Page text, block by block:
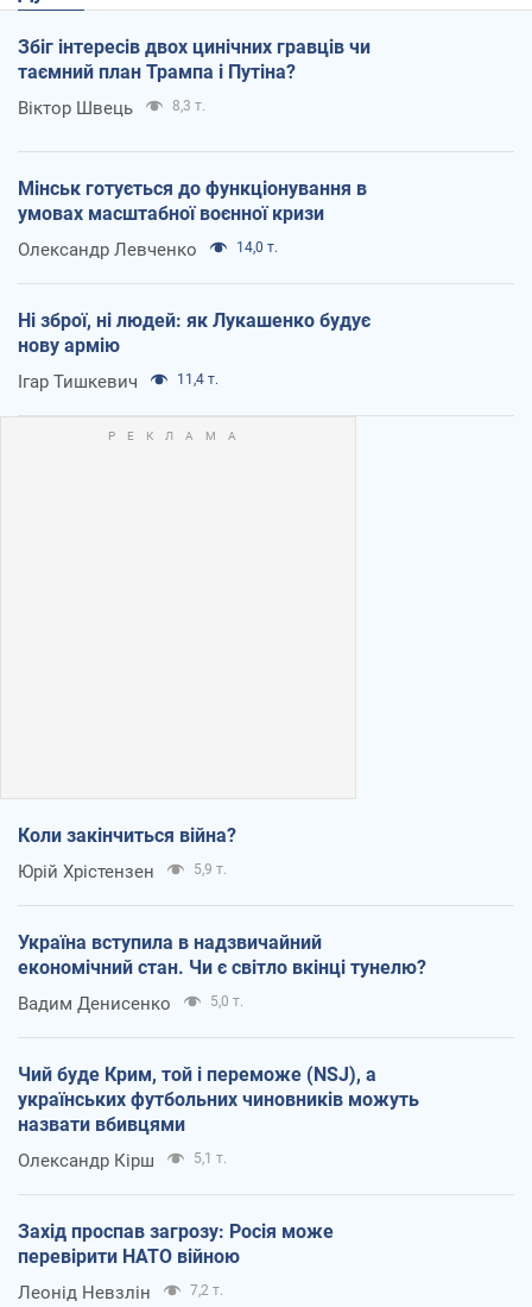
Збіг інтересів двох цинічних гравців чи
таємний план Трампа і Путіна?
Віктор Швець 8,3 т.
Мінськ готується до функціонування в
умовах масштабної воєнної кризи
Олександр Левченко 14,0 т.
Ні зброї, ні людей: як Лукашенко будує
нову армію
Ігар Тишкевич 11,4 т.
Коли закінчиться війна?
Юрій Хрістензен 5,9 т.
Україна вступила в надзвичайний
економічний стан. Чи є світло вкінці тунелю?
Вадим Денисенко 5,0 т.
Чий буде Крим, той і переможе (NSJ), а
українських футбольних чиновників можуть
назвати вбивцями
Олександр Кірш 5,1 т.
Захід проспав загрозу: Росія може
перевірити НАТО війною
Леонід Невзлін 7,2 т.